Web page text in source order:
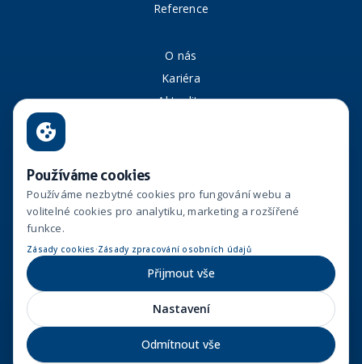
Používáme cookies
Používáme nezbytné cookies pro fungování webu a
volitelné cookies pro analytiku, marketing a rozšířené
funkce.
Zásady cookies ·Zásady zpracování osobních údajů
Přijmout vše
Nastavení
Odmítnout vše
Reference
O nás
Kariéra
Aktuality
Navštivte stránky
Fakturační údaje
Vinohradská 1597/174
130 00, Praha 3